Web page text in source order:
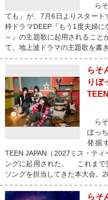
らそ
ても」が、7月6日よりスタート
枠ドラマDEEP『もう1度夫婦
～』の主題歌に起用されるこ
て、地上波ドラマの主題歌を書
らそ
りぼ
らそ
ぼっ
発掘
TEEN JAPAN（2027ミス・テ
ングに起用された。 これまで
ソングを担当してきた本大会。
らそ